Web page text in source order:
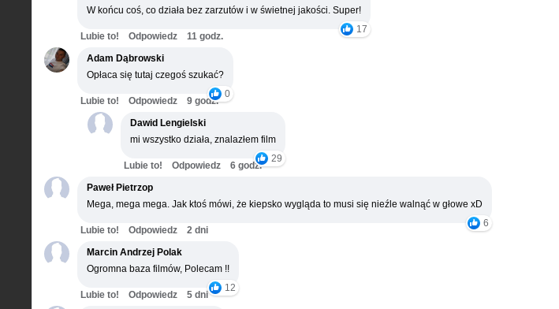
W końcu coś, co działa bez zarzutów i w świetnej jakości. Super!
17
Lubie to! Odpowiedz
11 godz.
Adam Dąbrowski
Opłaca się tutaj czegoś szukać?
0
Lubie to! Odpowiedz
9 godz.
Dawid Lengielski
mi wszystko działa, znalazłem film
29
Lubie to! Odpowiedz
6 godz.
Paweł Pietrzop
Mega, mega mega. Jak ktoś mówi, że kiepsko wygląda to musi się nieźle walnąć w głowe xD
6
Lubie to! Odpowiedz
2 dni
Marcin Andrzej Polak
Ogromna baza filmów, Polecam !!
12
Lubie to! Odpowiedz
5 dni